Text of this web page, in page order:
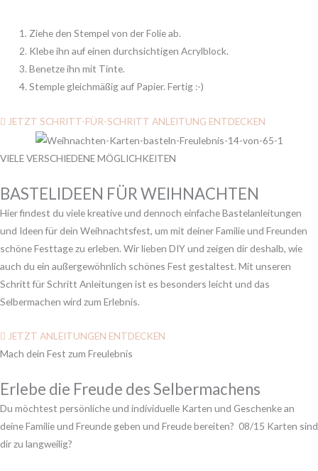
Ziehe den Stempel von der Folie ab.
Klebe ihn auf einen durchsichtigen Acrylblock.
Benetze ihn mit Tinte.
Stemple gleichmäßig auf Papier. Fertig :-)
JETZT SCHRITT-FÜR-SCHRITT ANLEITUNG ENTDECKEN
VIELE VERSCHIEDENE MÖGLICHKEITEN
BASTELIDEEN FÜR WEIHNACHTEN
Hier findest du viele kreative und dennoch einfache Bastelanleitungen
und Ideen für dein Weihnachtsfest, um mit deiner Familie und Freunden
schöne Festtage zu erleben. Wir lieben DIY und zeigen dir deshalb, wie
auch du ein außergewöhnlich schönes Fest gestaltest. Mit unseren
Schritt für Schritt Anleitungen ist es besonders leicht und das
Selbermachen wird zum Erlebnis.
JETZT ANLEITUNGEN ENTDECKEN
Mach dein Fest zum Freulebnis
Erlebe die Freude des Selbermachens
Du möchtest persönliche und individuelle Karten und Geschenke an
deine Familie und Freunde geben und Freude bereiten? 08/15 Karten sind
dir zu langweilig?